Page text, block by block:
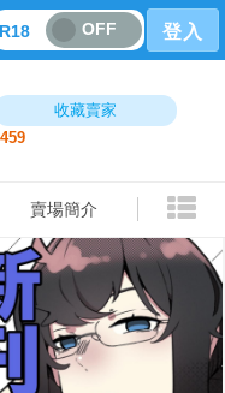
R18 OFF 登入
收藏賣家
459
賣場簡介